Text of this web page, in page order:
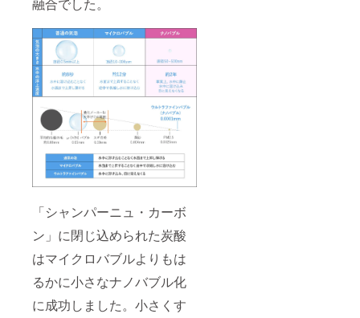
融合でした。
「シャンパーニュ・カーボ
ン」に閉じ込められた炭酸
はマイクロバブルよりもは
るかに小さなナノバブル化
に成功しました。小さくす